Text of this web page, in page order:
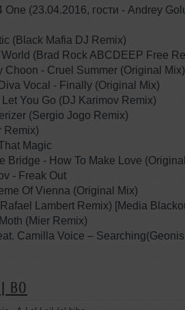
One (23.04.2016, гости - Andrey
(Black Mafia DJ Remix)
(Brad Rock ABCDEEP Free
Choon - Cruel Summer (Original
Vocal - Finally (Original Mix)
You Go (DJ Karimov Remix)
(Sergio Jogo Remix)
Remix)
Magic
Bridge - How To Make Love
- Freak Out
Of Vienna (Original Mix)
Lambert Remix) [Media
(Mier Remix)
Camilla Voice –
BO